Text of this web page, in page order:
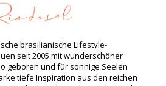
Polyamide, 5,8% Elastane
Nylon (AMNI SOUL ECO), 16%
TEX - Chlorine Resistant
brasilianische Lifestyle-
seit 2005 mit wunderschöner
geboren und für sonnige Seelen
tiefe Inspiration aus den reichen